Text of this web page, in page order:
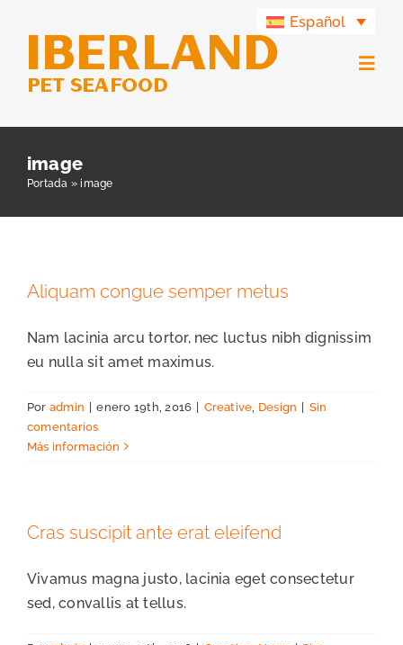
contenido
Español
image
Portada »image
Aliquam congue semper metus
Nam lacinia arcu tortor, nec luctus nibh dignissim
eu nulla sit amet maximus.
Por admin enero 19th, 2016 Creative Design
Sin
comentarios
Más información
Cras suscipit ante erat eleifend
Vivamus magna justo, lacinia eget consectetur
sed, convallis at tellus.